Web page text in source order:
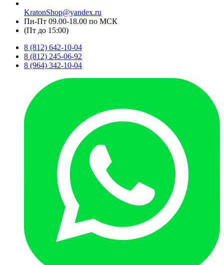
KratonShop@yandex.ru
Пн-Пт 09.00-18.00 по МСК
(Пт до 15:00)
8 (812) 642-10-04
8 (812) 245-06-92
8 (964) 342-10-04